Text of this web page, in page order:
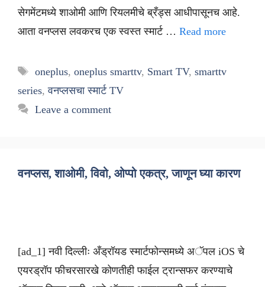
सेगमेंटमध्ये शाओमी आणि रियलमीचे ब्रँड्स आधीपासूनच आहे.
आता वनप्लस लवकरच एक स्वस्त स्मार्ट … Read more
Tags
oneplus, oneplus smarttv, Smart TV, smarttv
series,वनप्लसचा स्मार्ट TV
Leave a comment
वनप्लस, शाओमी, विवो, ओप्पो एकत्र, जाणून घ्या कारण
[ad_1] नवी दिल्लीः अँड्रॉयड स्मार्टफोन्समध्ये अॅपल iOS चे
एयरड्रॉप फीचरसारखे कोणतीही फाईल ट्रान्सफर करण्याचे